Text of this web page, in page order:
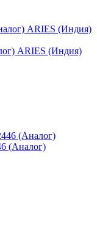
ARIES (Индия)
(Аналог)